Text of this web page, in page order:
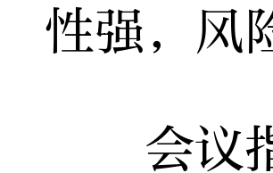
性强，风
会议指